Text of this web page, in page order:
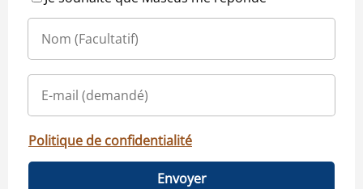
Politique de confidentialité
Envoyer